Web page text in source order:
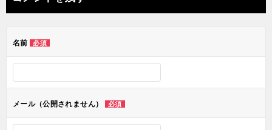
ビ
ー
ン
名前 必須
メール（公開されません） 必須